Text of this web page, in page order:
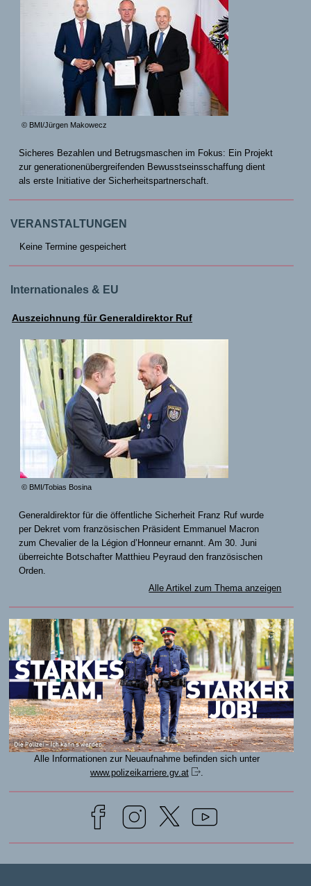
© BMI/Jürgen Makowecz
Sicheres Bezahlen und Betrugsmaschen im Fokus: Ein Projekt
zur generationenübergreifenden Bewusstseinsschaffung dient
als erste Initiative der Sicherheitspartnerschaft.
VERANSTALTUNGEN
Keine Termine gespeichert
Internationales & EU
Auszeichnung für Generaldirektor Ruf
© BMI/Tobias Bosina
Generaldirektor für die öffentliche Sicherheit Franz Ruf wurde
per Dekret vom französischen Präsident Emmanuel Macron
zum Chevalier de la Légion d’Honneur ernannt. Am 30. Juni
überreichte Botschafter Matthieu Peyraud den französischen
Orden.
Alle Artikel zum Thema anzeigen
Alle Informationen zur Neuaufnahme befinden sich unter
www.polizeikarriere.gv.at
.